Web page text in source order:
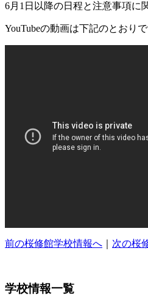
6月1日以降の日程と注意事項に
YouTubeの動画は下記のとおり
前の桜修館学校情報へ 次の桜
学校情報一覧